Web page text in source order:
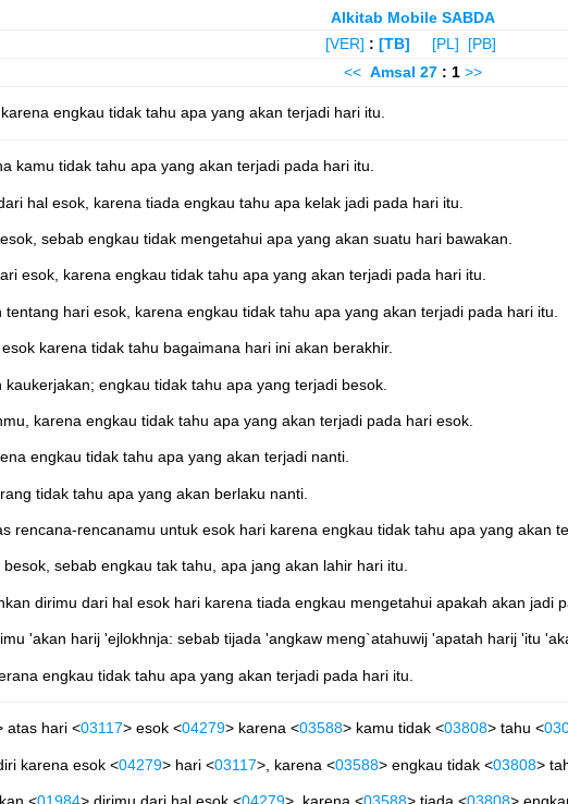
Alkitab Mobile SABDA
[VER] : [TB] [PL]
[PB]
<< Amsal 27 : 1 >>
engkau tidak tahu apa yang akan terjadi hari itu.
kamu tidak tahu apa yang akan terjadi pada hari itu.
hal esok, karena tiada engkau tahu apa kelak jadi pada hari itu.
sebab engkau tidak mengetahui apa yang akan suatu hari bawakan.
esok, karena engkau tidak tahu apa yang akan terjadi pada hari itu.
hari esok, karena engkau tidak tahu apa yang akan terjadi pada hari itu.
karena tidak tahu bagaimana hari ini akan berakhir.
engkau tidak tahu apa yang terjadi besok.
karena engkau tidak tahu apa yang akan terjadi pada hari esok.
engkau tidak tahu apa yang akan terjadi nanti.
tidak tahu apa yang akan berlaku nanti.
rencana-rencanamu untuk esok hari karena engkau tidak tahu apa yang akan
sebab engkau tak tahu, apa jang akan lahir hari itu.
dirimu dari hal esok hari karena tiada engkau mengetahui apakah akan jadi
'akan harij 'ejlokhnja: sebab tijada 'angkaw meng`atahuwij 'apatah harij 'itu
engkau tidak tahu apa yang akan terjadi pada hari itu.
atas hari <03117> esok <04279> karena <03588> kamu tidak <03808> tahu <
karena esok <04279> hari <03117>, karena <03588> engkau tidak <03808>